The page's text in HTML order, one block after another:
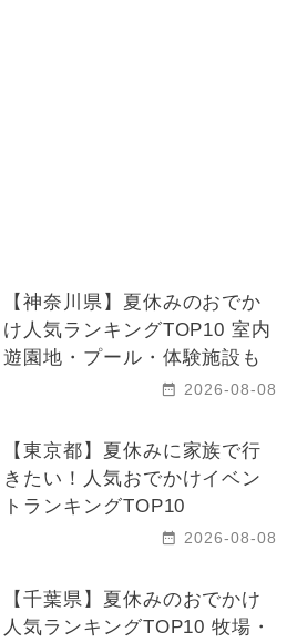
【神奈川県】夏休みのおでか
け人気ランキングTOP10 室内
遊園地・プール・体験施設も
2026-08-08
【東京都】夏休みに家族で行
きたい！人気おでかけイベン
トランキングTOP10
2026-08-08
【千葉県】夏休みのおでかけ
人気ランキングTOP10 牧場・